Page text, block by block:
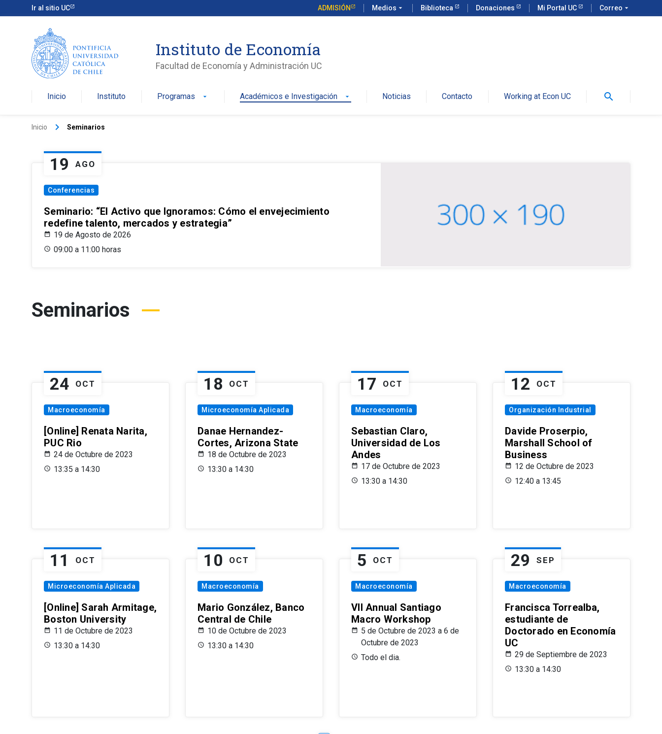
Ir al sitio UC ADMISIÓN Medios arrow_drop_down Biblioteca Donaciones Mi Portal UC Correo arrow_drop_down
Instituto de Economía
Facultad de Economía y Administración UC
Inicio Instituto Programas arrow_drop_down Académicos e Investigación arrow_drop_down Noticias Contacto Working at Econ UC search
Inicio keyboard_arrow_right Seminarios
19 AGO
Conferencias
Seminario: “El Activo que Ignoramos: Cómo el envejecimiento
redefine talento, mercados y estrategia”
19 de Agosto de 2026
09:00 a 11:00 horas
Seminarios
24 OCT
Macroeconomía
[Online] Renata Narita,
PUC Rio
24 de Octubre de 2023
13:35 a 14:30
18 OCT
Microeconomía Aplicada
Danae Hernandez-
Cortes, Arizona State
18 de Octubre de 2023
13:30 a 14:30
17 OCT
Macroeconomía
Sebastian Claro,
Universidad de Los
Andes
17 de Octubre de 2023
13:30 a 14:30
12 OCT
Organización Industrial
Davide Proserpio,
Marshall School of
Business
12 de Octubre de 2023
12:40 a 13:45
11 OCT
Microeconomía Aplicada
[Online] Sarah Armitage,
Boston University
11 de Octubre de 2023
13:30 a 14:30
10 OCT
Macroeconomía
Mario González, Banco
Central de Chile
10 de Octubre de 2023
13:30 a 14:30
5 OCT
Macroeconomía
VII Annual Santiago
Macro Workshop
5 de Octubre de 2023 a 6 de
Octubre de 2023
Todo el dia.
29 SEP
Macroeconomía
Francisca Torrealba,
estudiante de
Doctorado en Economía
UC
29 de Septiembre de 2023
13:30 a 14:30